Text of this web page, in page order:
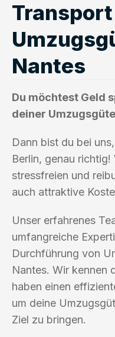
Nantes
Du möchtest Geld
deiner
Dann bist du bei
Berlin, genau
stressfreien und
auch attraktive
Unser erfahrenes
umfangreiche
Durchführung von
Nantes. Wir kennen
haben einen
um deine
Ziel zu bringen.